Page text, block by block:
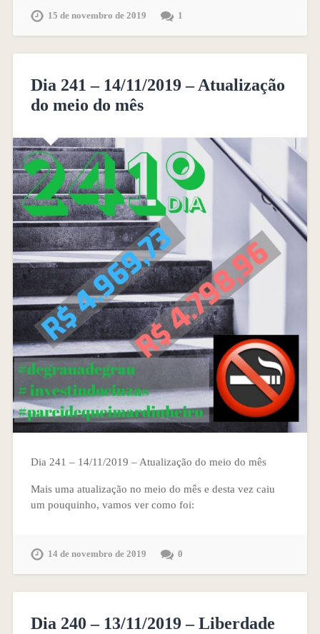
15 de novembro de 2019 1
Dia 241 – 14/11/2019 – Atualização
do meio do mês
Dia 241 – 14/11/2019 – Atualização do meio do mês
Mais uma atualização no meio do mês e desta vez caiu
um pouquinho, vamos ver como foi:
14 de novembro de 2019 0
Dia 240 – 13/11/2019 – Liberdade